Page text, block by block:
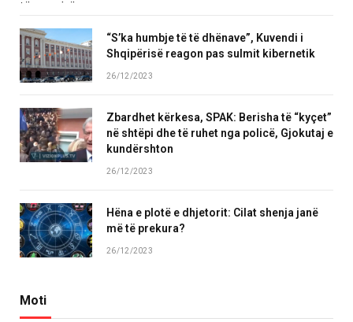
“S’ka humbje të të dhënave”, Kuvendi i
Shqipërisë reagon pas sulmit kibernetik
26/12/2023
Zbardhet kërkesa, SPAK: Berisha të “kyçet”
në shtëpi dhe të ruhet nga policë, Gjokutaj e
kundërshton
26/12/2023
Hëna e plotë e dhjetorit: Cilat shenja janë
më të prekura?
26/12/2023
Moti